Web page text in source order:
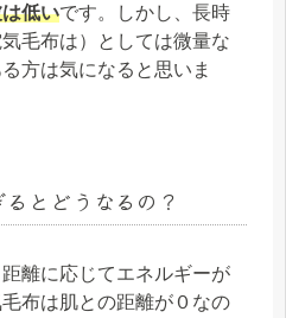
低いです。しかし、長時
毛布は）としては微量な
方は気になると思いま
とどうなるの？
離に応じてエネルギーが
布は肌との距離が０なの